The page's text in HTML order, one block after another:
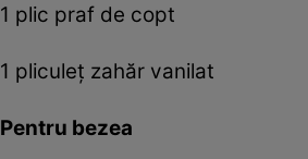
1 plic praf de copt
1 pliculeţ zahăr vanilat
Pentru bezea